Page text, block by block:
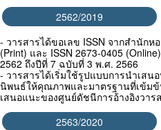
2562/2019
- วารสารได้ขอเลข ISSN จากสำนัก
(Print) และ ISSN 2673-0405
2562 ถึงปีที่ 7 ฉบับที่ 3 พ.ศ. 2566
- วารสารได้เริ่มใช้รูปแบบการนำเส
นิพนธ์ให้คุณภาพและมาตรฐานที่เข้ม
เสนอแนะของศูนย์ดัชนีการอ้างอิงวาร
2563/2020